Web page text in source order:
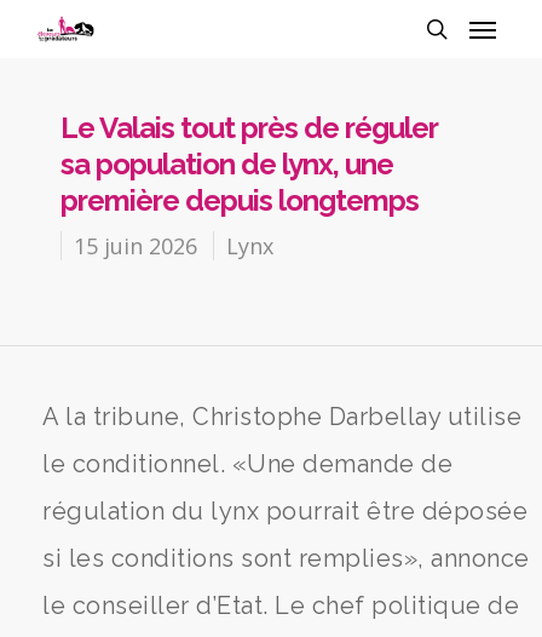
Le Valais tout près de réguler
sa population de lynx, une
première depuis longtemps
15 juin 2026 Lynx
A la tribune, Christophe Darbellay utilise
le conditionnel. «Une demande de
régulation du lynx pourrait être déposée
si les conditions sont remplies», annonce
le conseiller d’Etat. Le chef politique de